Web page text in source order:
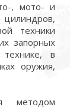
, мото- и
цилиндров,
техники
запорных
технике, в
оружия,
методом